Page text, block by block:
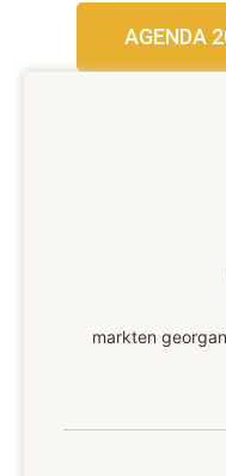
AGENDA
markten